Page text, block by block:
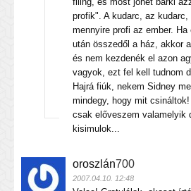
profik". A kudarc, az kudarc,
mennyire profi az ember.
után összedől a ház, akkor
és nem kezdenék el azon
vagyok, ezt fel kell tudnom
Hajrá fiúk, nekem Sidney
mindegy, hogy mit
csak előveszem valamelyik
kisimulok...
oroszlán700
2007.04.10. 12:48